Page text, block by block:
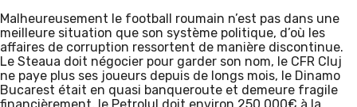
Malheureusement le football roumain n’est pas dans une
meilleure situation que son système politique, d’où les
affaires de corruption ressortent de manière discontinue.
Le Steaua doit négocier pour garder son nom, le CFR Cluj
ne paye plus ses joueurs depuis de longs mois, le Dinamo
Bucarest était en quasi banqueroute et demeure fragile